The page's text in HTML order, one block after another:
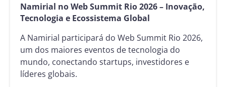
Namirial no Web Summit Rio 2026 – Inovação,
Tecnologia e Ecossistema Global
A Namirial participará do Web Summit Rio 2026,
um dos maiores eventos de tecnologia do
mundo, conectando startups, investidores e
líderes globais.